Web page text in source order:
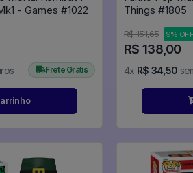
Sub-zero 1022 - Mk1 - Games #1022
Frete Grátis
Things #1805
R$ 151,65 9% OFF
R$ 138,00
4x R$ 34,50